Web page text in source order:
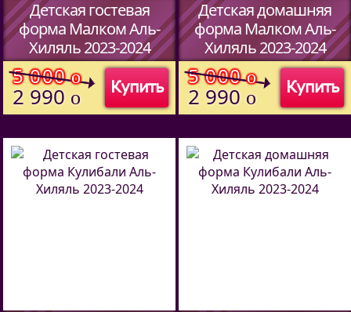
Детская гостевая
форма Малком Аль-
Хиляль 2023-2024
(Код:00)
Купить
5 000o
2 990 o
Детская домашняя
форма Малком Аль-
Хиляль 2023-2024
(Код:00)
Купить
5 000o
2 990 o